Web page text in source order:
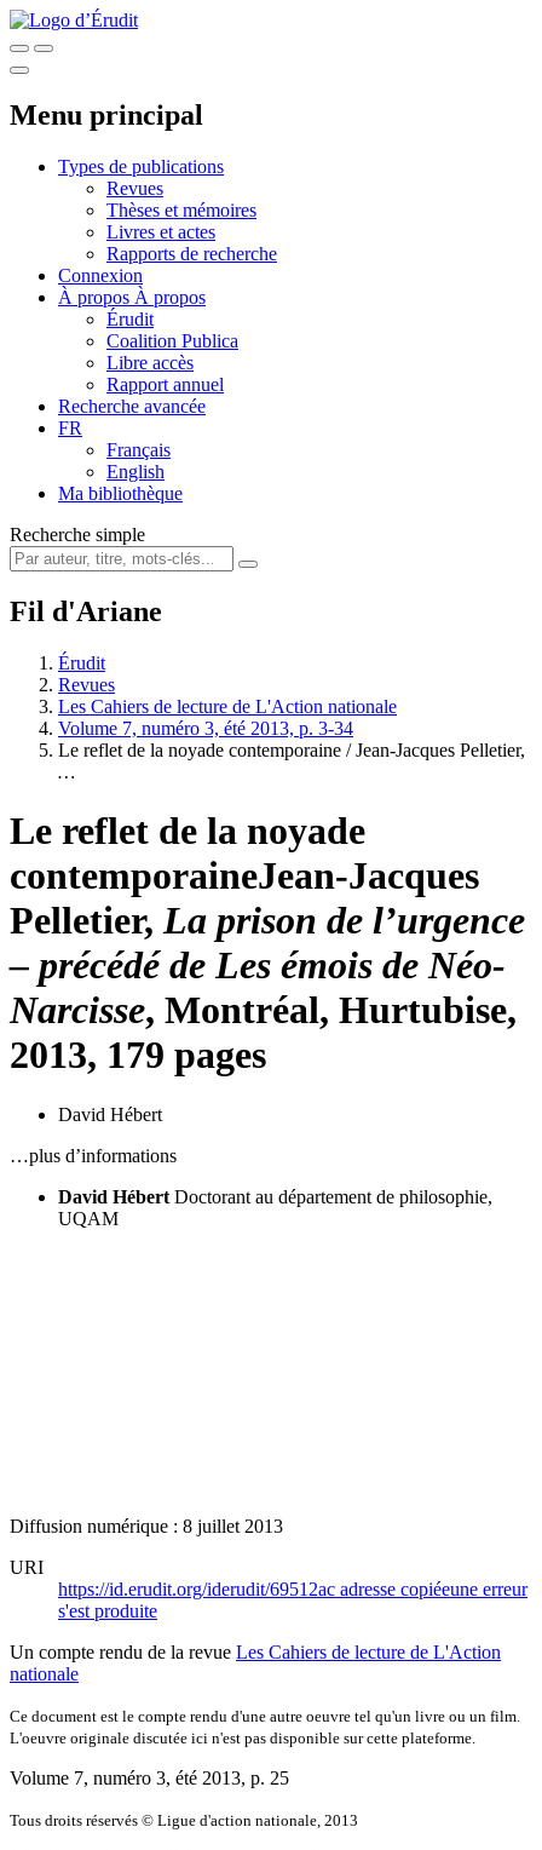
Menu principal
Types de publications
Revues
Thèses et mémoires
Livres et actes
Rapports de recherche
Connexion
À propos À propos
Érudit
Coalition Publica
Libre accès
Rapport annuel
Recherche avancée
FR
Français
English
Ma bibliothèque
Recherche simple
Fil d'Ariane
Érudit
Revues
Les Cahiers de lecture de L'Action nationale
Volume 7, numéro 3, été 2013, p. 3-34
Le reflet de la noyade contemporaine /Jean-Jacques Pelletier,
…
Le reflet de la noyade
contemporaineJean-Jacques
Pelletier, La prison de l’urgence
– précédé de Les émois de Néo-
Narcisse, Montréal, Hurtubise,
2013, 179 pages
David Hébert
…plus d’informations
David Hébert Doctorant au département de philosophie,
UQAM
Diffusion numérique : 8 juillet 2013
URI
https://id.erudit.org/iderudit/69512ac adresse copiéeune erreur
s'est produite
Un compte rendu de la revue Les Cahiers de lecture de L'Action
nationale
Ce document est le compte rendu d'une autre oeuvre tel qu'un livre ou un film.
L'oeuvre originale discutée ici n'est pas disponible sur cette plateforme.
Volume 7, numéro 3, été 2013, p. 25
Tous droits réservés © Ligue d'action nationale, 2013